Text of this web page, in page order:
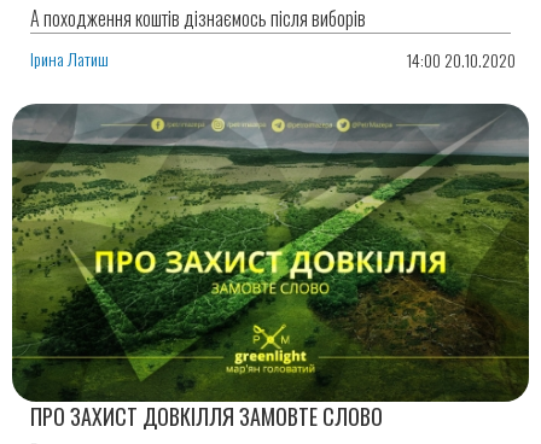
А походження коштів дізнаємось після виборів
Ірина Латиш 14:00 20.10.2020
ПРО ЗАХИСТ ДОВКІЛЛЯ ЗАМОВТЕ СЛОВО